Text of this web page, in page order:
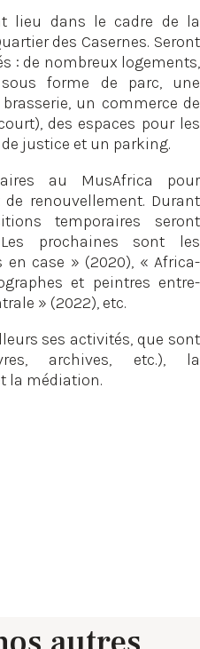
lieu dans le cadre de la
des Casernes. Seront
: de nombreux logements,
forme de parc, une
un commerce de
des espaces pour les
justice et un parking.
au MusAfrica pour
renouvellement. Durant
temporaires seront
prochaines sont les
case » (2020), « Africa-
et peintres entre-
» (2022), etc.
ses activités, que sont
archives, etc.), la
la médiation.